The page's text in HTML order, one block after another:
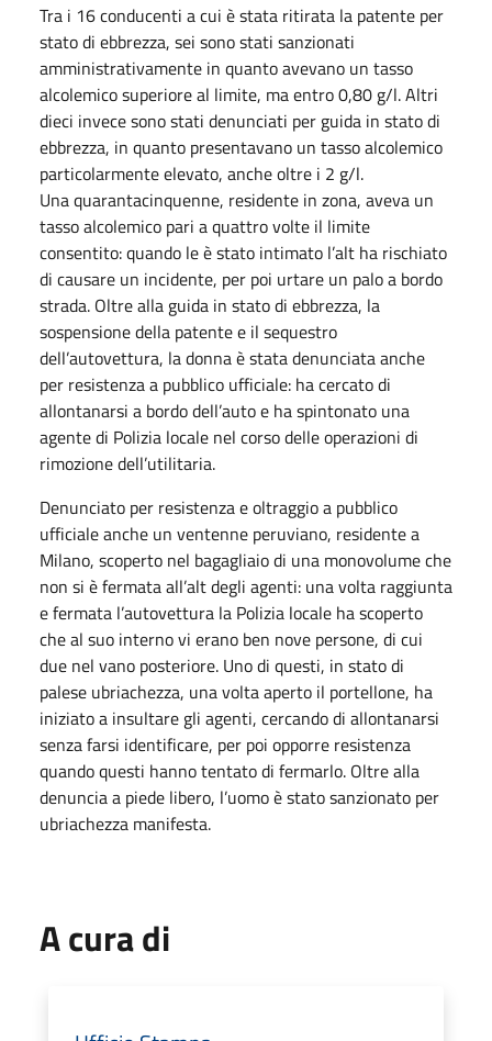
Tra i 16 conducenti a cui è stata ritirata la patente per
stato di ebbrezza, sei sono stati sanzionati
amministrativamente in quanto avevano un tasso
alcolemico superiore al limite, ma entro 0,80 g/l. Altri
dieci invece sono stati denunciati per guida in stato di
ebbrezza, in quanto presentavano un tasso alcolemico
particolarmente elevato, anche oltre i 2 g/l.
Una quarantacinquenne, residente in zona, aveva un
tasso alcolemico pari a quattro volte il limite
consentito: quando le è stato intimato l’alt ha rischiato
di causare un incidente, per poi urtare un palo a bordo
strada. Oltre alla guida in stato di ebbrezza, la
sospensione della patente e il sequestro
dell’autovettura, la donna è stata denunciata anche
per resistenza a pubblico ufficiale: ha cercato di
allontanarsi a bordo dell’auto e ha spintonato una
agente di Polizia locale nel corso delle operazioni di
rimozione dell’utilitaria.
Denunciato per resistenza e oltraggio a pubblico
ufficiale anche un ventenne peruviano, residente a
Milano, scoperto nel bagagliaio di una monovolume che
non si è fermata all’alt degli agenti: una volta raggiunta
e fermata l’autovettura la Polizia locale ha scoperto
che al suo interno vi erano ben nove persone, di cui
due nel vano posteriore. Uno di questi, in stato di
palese ubriachezza, una volta aperto il portellone, ha
iniziato a insultare gli agenti, cercando di allontanarsi
senza farsi identificare, per poi opporre resistenza
quando questi hanno tentato di fermarlo. Oltre alla
denuncia a piede libero, l’uomo è stato sanzionato per
ubriachezza manifesta.
A cura di